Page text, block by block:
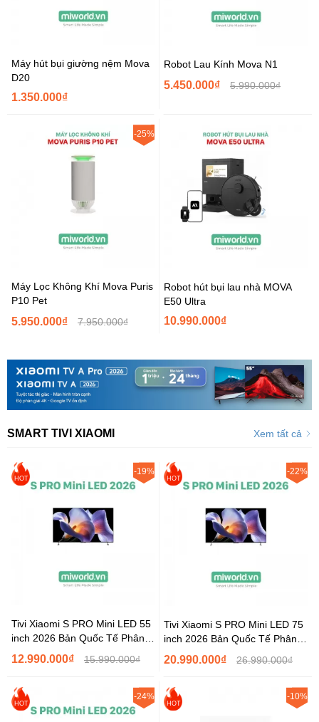
Máy hút bụi giường nệm Mova
D20
1.350.000₫
Robot Lau Kính Mova N1
5.450.000₫ 5.990.000₫
-25%
Máy Lọc Không Khí Mova Puris
P10 Pet
5.950.000₫ 7.950.000₫
Robot hút bụi lau nhà MOVA
E50 Ultra
10.990.000₫
SMART TIVI XIAOMI Xem tất cả
HOT
-19%
Tivi Xiaomi S PRO Mini LED 55
inch 2026 Bản Quốc Tế Phân
Phối...
12.990.000₫ 15.990.000₫
HOT
-22%
Tivi Xiaomi S PRO Mini LED 75
inch 2026 Bản Quốc Tế Phân
Phối...
20.990.000₫ 26.990.000₫
HOT
-24%
HOT
-10%